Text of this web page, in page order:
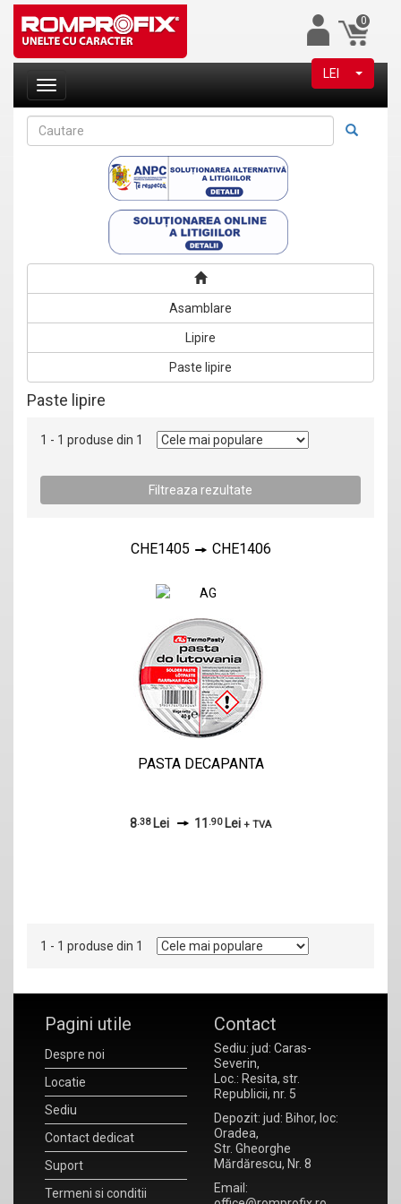
0
LEI
Asamblare
Lipire
Paste lipire
Paste lipire
1 - 1 produse din 1
CHE1405 CHE1406
PASTA DECAPANTA
8.38Lei 11 .90Lei + TVA
1 - 1 produse din 1
Pagini utile
Despre noi
Locatie
Sediu
Contact dedicat
Suport
Termeni si conditii
Contact
Sediu: jud: Caras-
Severin,
Loc.: Resita, str.
Republicii, nr. 5
Depozit: jud: Bihor, loc:
Oradea,
Str. Gheorghe
Mărdărescu, Nr. 8
Email: